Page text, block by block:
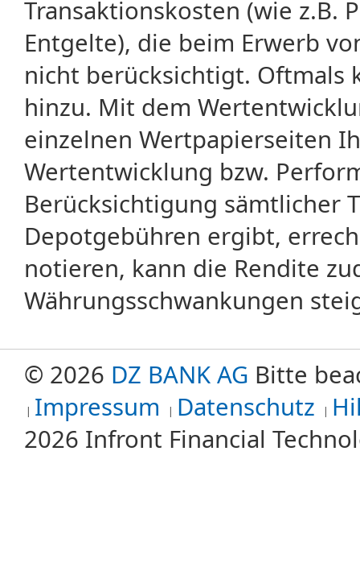
Transaktionskosten (wie z.B.
Entgelte), die beim Erwerb
nicht berücksichtigt. Oftmals
hinzu. Mit dem
einzelnen Wertpapierseiten
Wertentwicklung bzw.
Berücksichtigung sämtlicher
Depotgebühren ergibt,
notieren, kann die Rendite
Währungsschwankungen
© 2026 DZ BANK AG Bitte
Impressum
Datenschutz
2026 Infront Financial